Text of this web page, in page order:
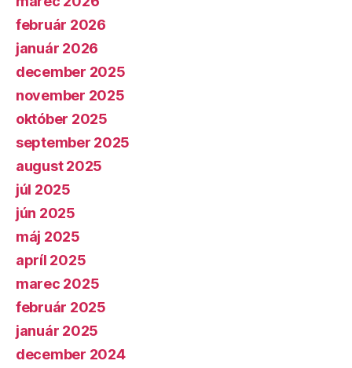
február 2026
január 2026
december 2025
november 2025
október 2025
september 2025
august 2025
júl 2025
jún 2025
máj 2025
apríl 2025
marec 2025
február 2025
január 2025
december 2024